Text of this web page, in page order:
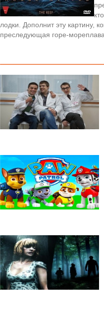
лодки. Дополнит эту картину,
преследующая горе-